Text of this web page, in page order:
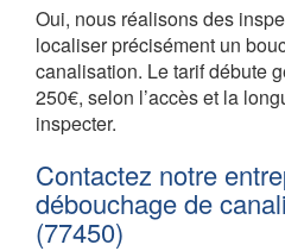
Oui, nous réalisons des
localiser précisément un
canalisation. Le tarif débute
250€, selon l’accès et la
inspecter.
Contactez notre
débouchage de
(77450)